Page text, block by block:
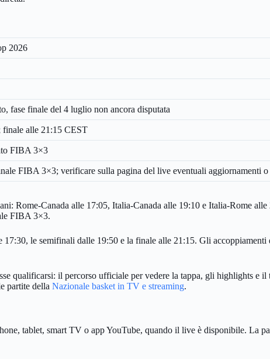
2026
fase finale del 4 luglio non ancora disputata
alle 21:15 CEST
FIBA 3×3
FIBA 3×3; verificare sulla pagina del live eventuali aggiornamenti
Rome-Canada alle 17:05, Italia-Canada alle 19:10 e Italia-Rome
FIBA 3×3.
le semifinali dalle 19:50 e la finale alle 21:15. Gli
qualificarsi: il percorso ufficiale per vedere la tappa, gli highlights e
partite della Nazionale basket in TV e streaming.
tablet, smart TV o app YouTube, quando il live è disponibile. La